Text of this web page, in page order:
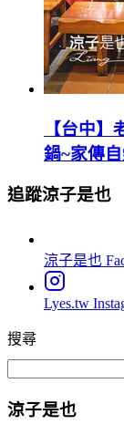
【台中
鍋~家傳
追蹤涼子是也
涼子是也
Lyes.tw
搜尋
涼子是也